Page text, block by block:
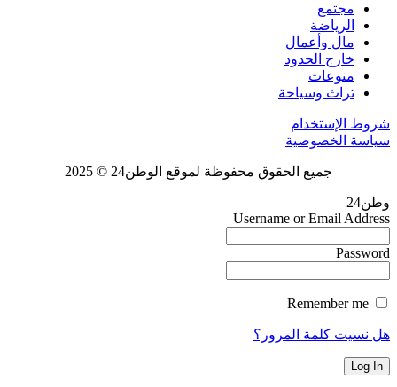
مجتمع
الرياضة
مال وأعمال
خارج الحدود
منوعات
تراث وسياحة
شروط الإستخدام
سياسة الخصوصية
جميع الحقوق محفوظة لموقع الوطن24 © 2025
وطن24
Username or Email Address
Password
هل نسيت كلمة المرور؟